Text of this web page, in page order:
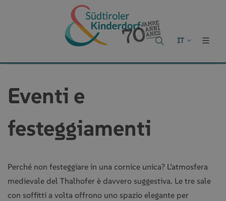
IT
Eventi e
festeggiamenti
Perché non festeggiare in una cornice unica? L’atmosfera
medievale del Thalhofer è davvero suggestiva. Le tre sale
con soffitti a volta offrono uno spazio elegante per